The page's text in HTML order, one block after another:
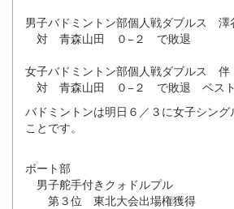
男子バドミントン部個人戦ダブルス 澤
対 青森山田 ０−２ で敗退
女子バドミントン部個人戦ダブルス
対 青森山田 ０−２ で敗退 ベスト
バドミントンは明日６／３に女子シン
ことです。
ボート部
男子舵手付きクォドルプル
第３位 東北大会出場権獲得